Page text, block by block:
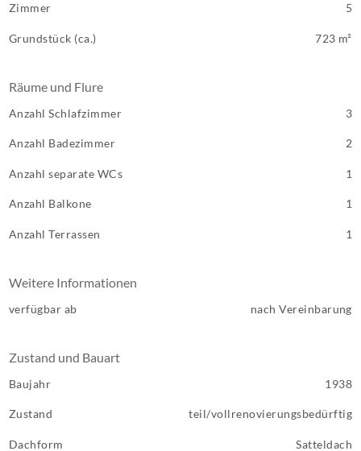
Zimmer 5
Grundstück (ca.) 723 m²
Räume und Flure
Anzahl Schlafzimmer 3
Anzahl Badezimmer 2
Anzahl separate WCs 1
Anzahl Balkone 1
Anzahl Terrassen 1
Weitere Informationen
verfügbar ab nach Vereinbarung
Zustand und Bauart
Baujahr 1938
Zustand teil/vollrenovierungsbedürftig
Dachform Satteldach